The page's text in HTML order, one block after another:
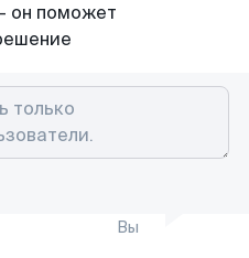
он поможет
Вы